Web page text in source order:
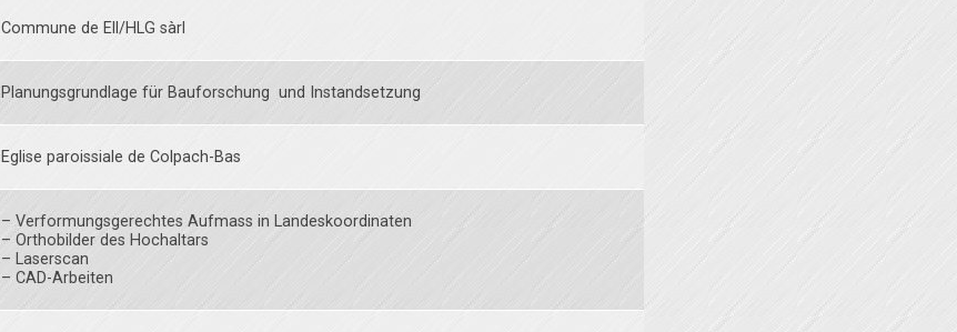
Commune de Ell/HLG sàrl
Planungsgrundlage für Bauforschung und Instandsetzung
Eglise paroissiale de Colpach-Bas
– Verformungsgerechtes Aufmass in Landeskoordinaten
– Orthobilder des Hochaltars
– Laserscan
– CAD-Arbeiten